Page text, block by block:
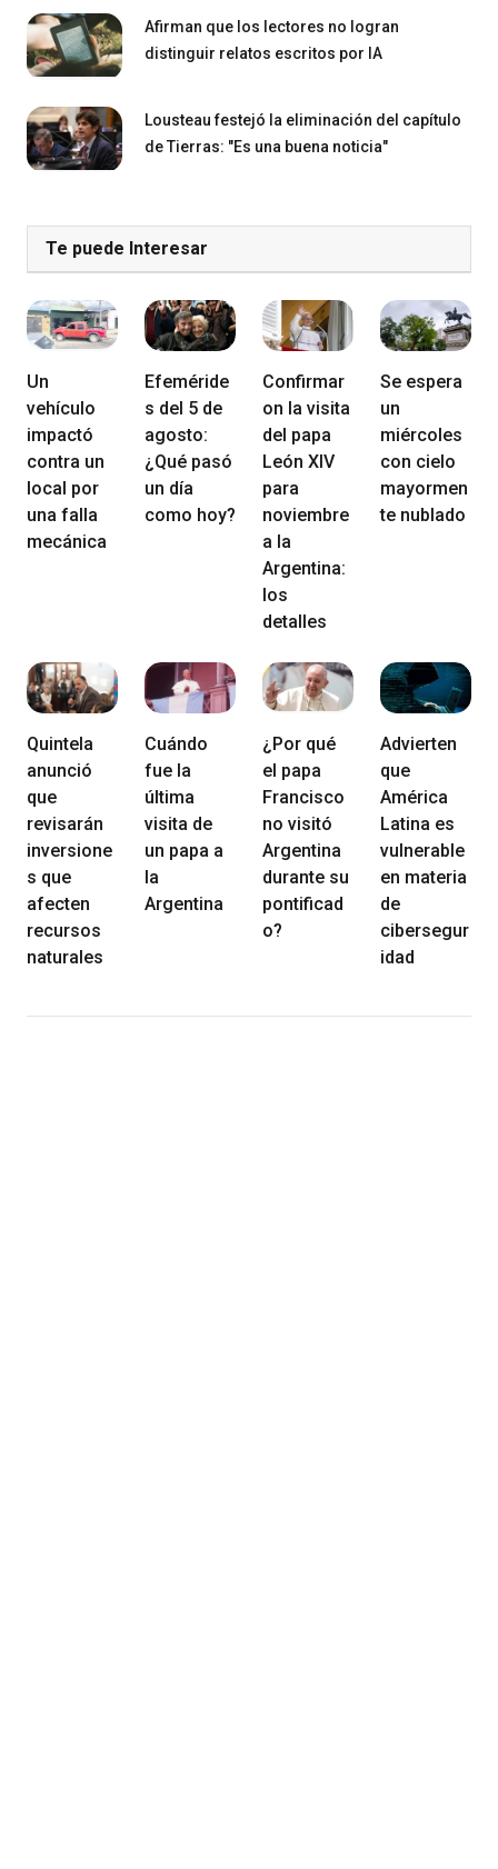
Afirman que los lectores no logran
distinguir relatos escritos por IA
Lousteau festejó la eliminación del capítulo
de Tierras: "Es una buena noticia"
Te puede Interesar
Un
vehículo
impactó
contra un
local por
una falla
mecánica
Efeméride
s del 5 de
agosto:
¿Qué pasó
un día
como hoy?
Confirmar
on la visita
del papa
León XIV
para
noviembre
a la
Argentina:
los
detalles
Se espera
un
miércoles
con cielo
mayormen
te nublado
Quintela
anunció
que
revisarán
inversione
s que
afecten
recursos
naturales
Cuándo
fue la
última
visita de
un papa a
la
Argentina
¿Por qué
el papa
Francisco
no visitó
Argentina
durante su
pontificad
o?
Advierten
que
América
Latina es
vulnerable
en materia
de
cibersegur
idad